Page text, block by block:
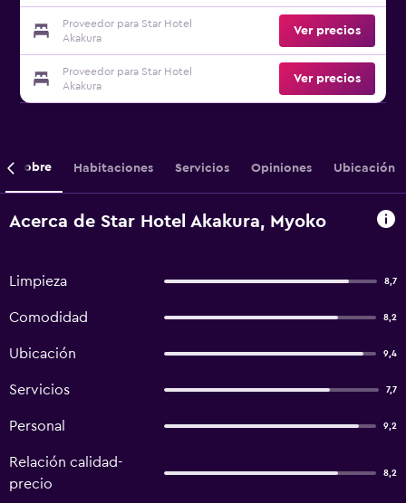
Proveedor para Star Hotel
Akakura
Ver precios
Proveedor para Star Hotel
Akakura
Ver precios
Sobre Habitaciones Servicios Opiniones Ubicación
Acerca de Star Hotel Akakura, Myoko
Limpieza 8,7
Comodidad 8,2
Ubicación 9,4
Servicios 7,7
Personal 9,2
Relación calidad-
precio
8,2